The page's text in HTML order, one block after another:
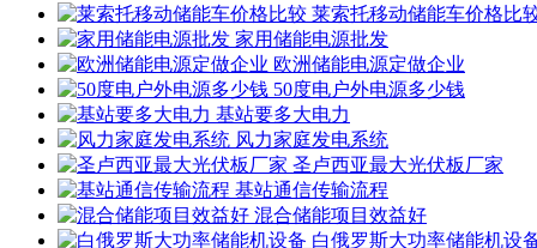
莱索托移动储能车价格比
家用储能电源批发
欧洲储能电源定做企业
50度电户外电源多少钱
基站要多大电力
风力家庭发电系统
圣卢西亚最大光伏板厂家
基站通信传输流程
混合储能项目效益好
白俄罗斯大功率储能机设